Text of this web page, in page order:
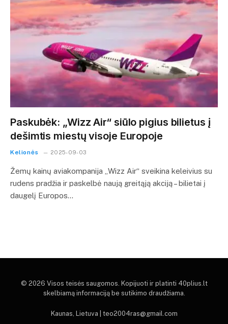
Paskubėk: „Wizz Air“ siūlo pigius bilietus į
dešimtis miestų visoje Europoje
Kelionės 2025-09-03
Žemų kainų aviakompanija „Wizz Air“ sveikina keleivius su
rudens pradžia ir paskelbė naują greitąją akciją – bilietai į
daugelį Europos…
© 2026 Visos teisės saugomos. Kopijuoti ir platinti 40plius.lt
skelbiamą informaciją be sutikimo draudžiama.
Kaunas, Lietuva | teo2004ras@gmail.com